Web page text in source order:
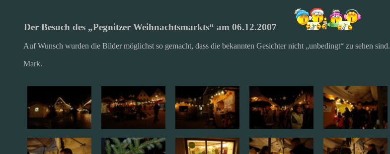
Der Besuch des „Pegnitzer Weihnachtsmarkts“ am 06.12.2007
Auf Wunsch wurden die Bilder möglichst so gemacht, dass die bekannten Gesichter nicht „unbedingt“ zu sehen sind.
Mark.